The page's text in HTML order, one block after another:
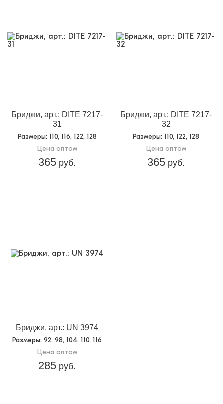
Бриджи, арт.: DITE 7217-
31
Размеры: 110, 116, 122, 128
Цена оптом
365 руб.
Бриджи, арт.: DITE 7217-
32
Размеры: 110, 122, 128
Цена оптом
365 руб.
Бриджи, арт.: UN 3974
Размеры: 92, 98, 104, 110, 116
Цена оптом
285 руб.